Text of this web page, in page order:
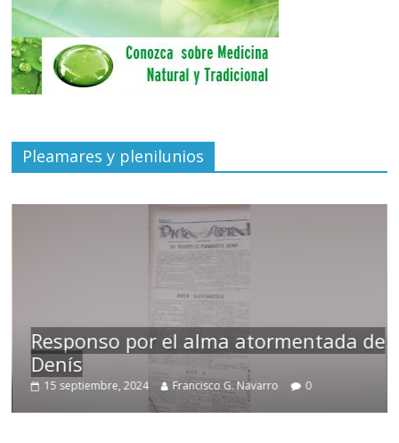
Pleamares y plenilunios
Responso por el alma atormentada de
Denís
15 septiembre, 2024 Francisco G. Navarro 0